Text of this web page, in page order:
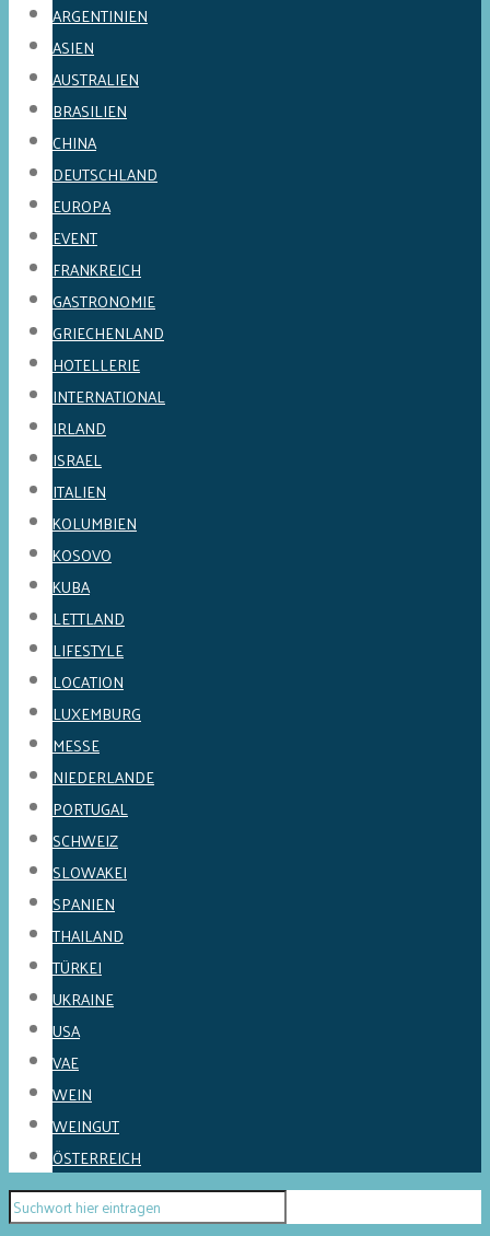
ARGENTINIEN
ASIEN
AUSTRALIEN
BRASILIEN
CHINA
DEUTSCHLAND
EUROPA
EVENT
FRANKREICH
GASTRONOMIE
GRIECHENLAND
HOTELLERIE
INTERNATIONAL
IRLAND
ISRAEL
ITALIEN
KOLUMBIEN
KOSOVO
KUBA
LETTLAND
LIFESTYLE
LOCATION
LUXEMBURG
MESSE
NIEDERLANDE
PORTUGAL
SCHWEIZ
SLOWAKEI
SPANIEN
THAILAND
TÜRKEI
UKRAINE
USA
VAE
WEIN
WEINGUT
ÖSTERREICH